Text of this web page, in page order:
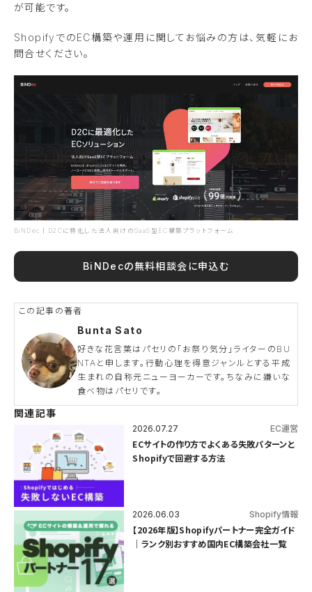
が可能です。
ShopifyでのEC構築や運用に関してお悩みの方は、気軽にお
問合せください。
BiNDec｜D2Cに特化した法人向けのSaaS型EC構築プラットフォーム
BiNDecの無料相談会に申込む
Bunta Sato
好きな花言葉はパセリの「お祭り気分」ライターのBU
NTAと申します。行動心理を得意ジャンルとする平成
生まれの自称元ニューヨーカーです。ちなみに嫌いな
食べ物はパセリです。
関連記事
2026.07.27 EC運営
ECサイトの作り方でよくある失敗パターンと
Shopifyで回避する方法
2026.06.03 Shopify情報
【2026年版】Shopifyパートナー完全ガイド
｜ランク別おすすめ国内EC構築会社一覧